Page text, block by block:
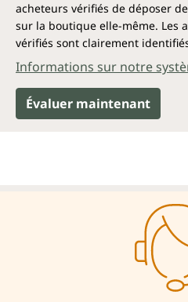
acheteurs vérifiés de déposer
sur la boutique elle-même. Les
vérifiés sont clairement
Informations sur notre
Évaluer maintenant